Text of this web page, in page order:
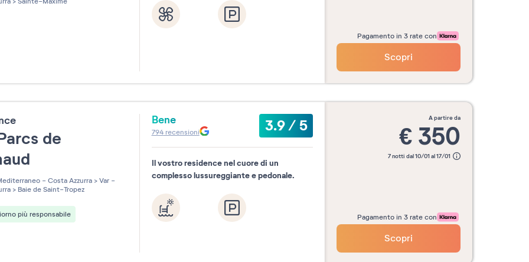
Pagamento in 3 rate con
Scopri
de
- Costa Azzurra > Var -
> Baie de Saint-Tropez
più responsabile
Bene 3.9/5
794recensioni
Il vostro residence nel cuore di un
complesso lussureggiante e pedonale.
a partire da
€ 350
7 notti dal 10/01 al 17/01
Pagamento in 3 rate con
Scopri